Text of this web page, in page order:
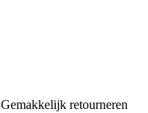
Gemakkelijk retourneren